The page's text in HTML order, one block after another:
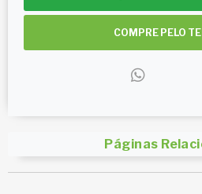
COMPRE PELO
Páginas